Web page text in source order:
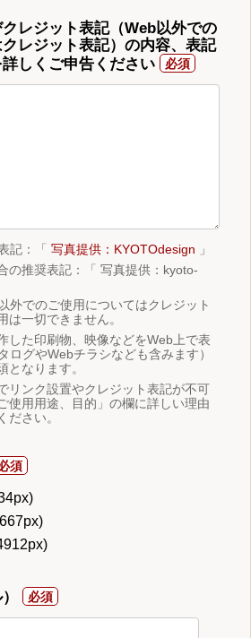
レジット表記（Web以外での
レジット表記）の内容、表記
しくご申告ください
記：「 写真提供：KYOTOdesign 」
の推奨表記：「 写真提供：kyoto-
外でのご使用についてはクレジット
は一切できません。
した印刷物、映像などをWeb上で表
ログやWebチラシなども含みます）
となります。
リンク設置やクレジット表記が不可
使用用途、目的」の欄に詳しい理由
ださい。